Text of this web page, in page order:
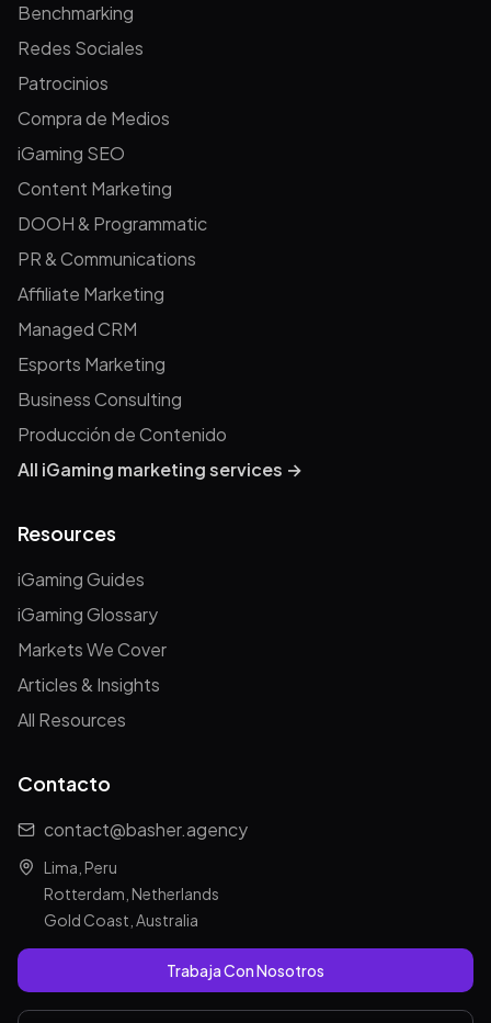
Benchmarking
Redes Sociales
Patrocinios
Compra de Medios
iGaming SEO
Content Marketing
DOOH & Programmatic
PR & Communications
Affiliate Marketing
Managed CRM
Esports Marketing
Business Consulting
Producción de Contenido
All iGaming marketing services →
Resources
iGaming Guides
iGaming Glossary
Markets We Cover
Articles & Insights
All Resources
Contacto
contact@basher.agency
Lima, Peru
Rotterdam, Netherlands
Gold Coast, Australia
Trabaja Con Nosotros